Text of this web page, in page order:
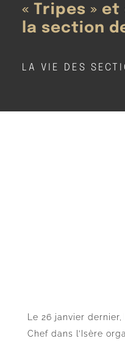
« Tripes »
la section
LA VIE DES
Le 26 janvier
Chef dans l’Isère